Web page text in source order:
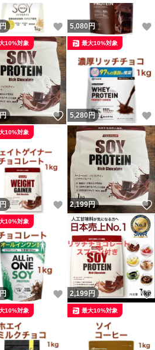
！
円 いいね！
5,080 円
！
円 いいね！
10%対象
5,280円
最大10%対象
！
円 いいね！
10%対象
2,199円
！
円 いいね！
10%対象
2,199円
10%対象 最大10%対象